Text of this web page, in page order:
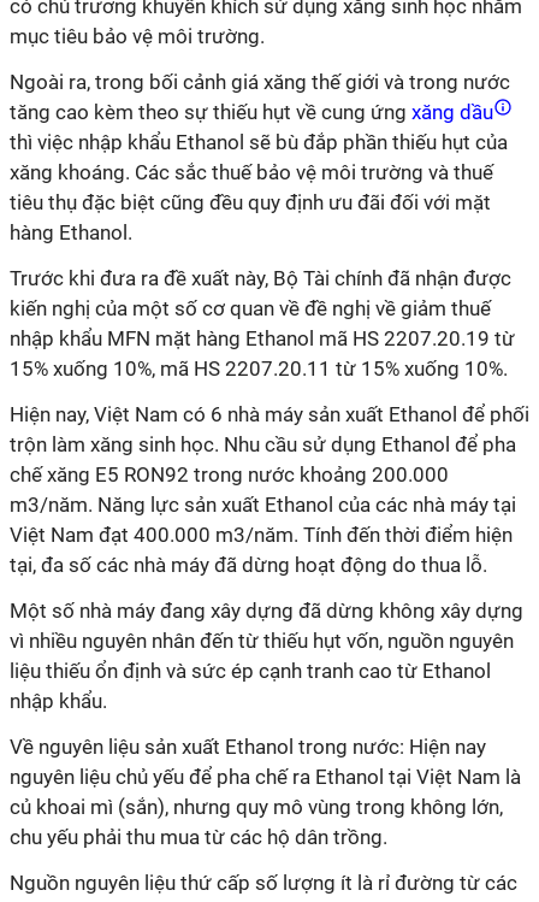
có chủ trương khuyến khích sử dụng xăng sinh học nhằm
mục tiêu bảo vệ môi trường.
Ngoài ra, trong bối cảnh giá xăng thế giới và trong nước
tăng cao kèm theo sự thiếu hụt về cung ứng xăng dầu
thì việc nhập khẩu Ethanol sẽ bù đắp phần thiếu hụt của
xăng khoáng. Các sắc thuế bảo vệ môi trường và thuế
tiêu thụ đặc biệt cũng đều quy định ưu đãi đối với mặt
hàng Ethanol.
Trước khi đưa ra đề xuất này, Bộ Tài chính đã nhận được
kiến nghị của một số cơ quan về đề nghị về giảm thuế
nhập khẩu MFN mặt hàng Ethanol mã HS 2207.20.19 từ
15% xuống 10%, mã HS 2207.20.11 từ 15% xuống 10%.
Hiện nay, Việt Nam có 6 nhà máy sản xuất Ethanol để phối
trộn làm xăng sinh học. Nhu cầu sử dụng Ethanol để pha
chế xăng E5 RON92 trong nước khoảng 200.000
m3/năm. Năng lực sản xuất Ethanol của các nhà máy tại
Việt Nam đạt 400.000 m3/năm. Tính đến thời điểm hiện
tại, đa số các nhà máy đã dừng hoạt động do thua lỗ.
Một số nhà máy đang xây dựng đã dừng không xây dựng
vì nhiều nguyên nhân đến từ thiếu hụt vốn, nguồn nguyên
liệu thiếu ổn định và sức ép cạnh tranh cao từ Ethanol
nhập khẩu.
Về nguyên liệu sản xuất Ethanol trong nước: Hiện nay
nguyên liệu chủ yếu để pha chế ra Ethanol tại Việt Nam là
củ khoai mì (sắn), nhưng quy mô vùng trong không lớn,
chu yếu phải thu mua từ các hộ dân trồng.
Nguồn nguyên liệu thứ cấp số lượng ít là rỉ đường từ các